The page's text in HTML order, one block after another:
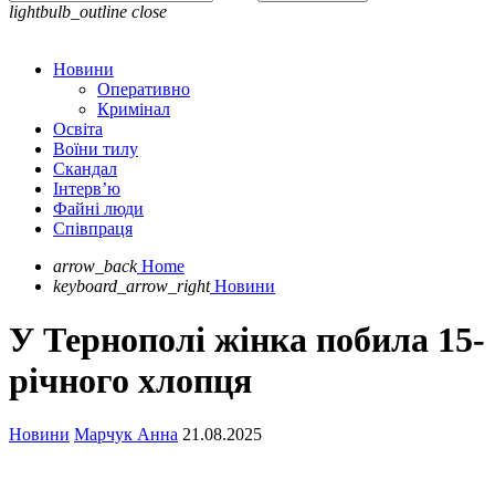
lightbulb_outline close
Новини
Оперативно
Кримінал
Освіта
Воїни тилу
Скандал
Інтерв’ю
Файні люди
Співпраця
arrow_back Home
keyboard_arrow_right Новини
У Тернополі жінка побила 15-
річного хлопця
Новини Марчук Анна 21.08.2025